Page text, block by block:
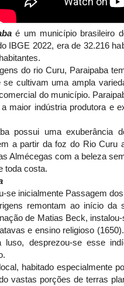
é um município brasileiro
IBGE 2022, era de 32.216
do rio Curu, Paraipaba
se cultivam uma ampla
do município.
maior indústria produtora e
possui uma exuberância
a partir da foz do Rio Curu
Almécegas com a beleza
toda costa.
se inicialmente Passagem
remontam ao início da
de Matias Beck,
e ensino religioso
luso, desprezou-se esse
habitado especialmente
vastas porções de terras